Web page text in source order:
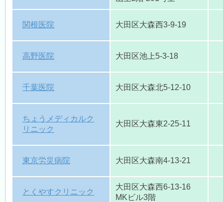
関根医院 大田区大森西3-9-19
高野医院 大田区池上5-3-18
千葉医院 大田区大森北5-12-10
ちょうメディカルク
リニック
大田区大森東2-25-11
東京労災病院 大田区大森南4-13-21
とくやすクリニック
大田区大森西6-13-16
MKビル3階